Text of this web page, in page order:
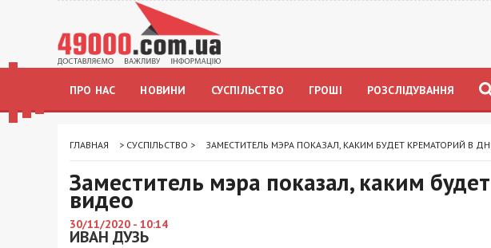
ПРО НАС НОВИНИ СУСПІЛЬСТВО ГРОШІ РОЗСЛІДУВАННЯ
ГЛАВНАЯ > СУСПІЛЬСТВО > ЗАМЕСТИТЕЛЬ МЭРА ПОКАЗАЛ, КАКИМ БУДЕТ КРЕМАТОРИЙ В
Заместитель мэра показал, каким
видео
30/11/2020 - 10:14
ИВАН ДУЗЬ